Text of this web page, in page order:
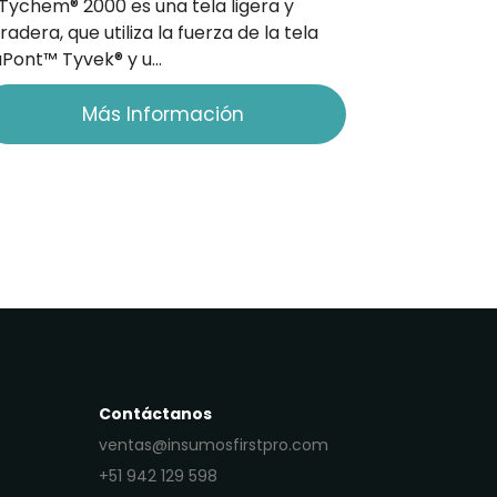
2000 es una tela ligera y
que utiliza la fuerza de la tela
Tyvek® y u…
Más Información
Contáctanos
ventas@insumosfirstpro.com
+51 942 129 598